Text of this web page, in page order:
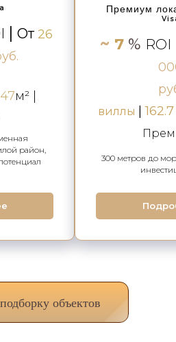
| От 26
м² |
район,
Премиум
~ 7 % ROI
виллы |
300 метров до
объектов